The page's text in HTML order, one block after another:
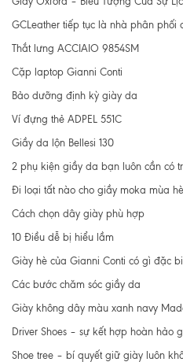
GCLeather tiếp tục là nhà phân phối
Thắt lưng ACCIAIO 9854SM
Cặp laptop Gianni Conti
Bảo dưỡng định kỳ giày da
Ví đựng thẻ ADPEL 551C
Giầy da lộn Bellesi 130
2 phụ kiện giầy da bạn luôn cần có
Đi loại tất nào cho giầy moka mùa
Cách chọn dây giày phù hợp
10 Điều dễ bị hiểu lầm
Giày hè của Gianni Conti có gì đặc
Các bước chăm sóc giầy da
Giày không dây màu xanh navy
Driver Shoes – sự kết hợp hoàn hảo
Shoe tree – bí quyết giữ giày luôn